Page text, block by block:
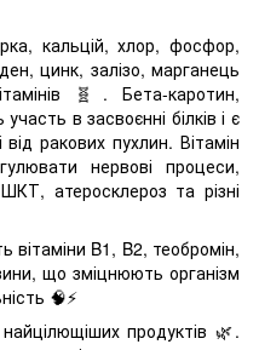
кальцій, хлор, фосфор,
цинк, залізо, марганець
🧬. Бета-каротин,
в засвоєнні білків і є
ракових пухлин. Вітамін
нервові процеси,
атеросклероз та різні
вітаміни B1, B2, теобромін,
що зміцнюють організм
🧠⚡
продуктів 🌿.